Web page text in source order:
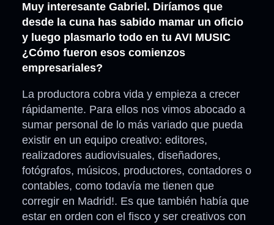
Muy interesante Gabriel. Diríamos que
desde la cuna has sabido mamar un oficio
y luego plasmarlo todo en tu AVI MUSIC
¿Cómo fueron esos comienzos
empresariales?
La productora cobra vida y empieza a crecer
rápidamente. Para ellos nos vimos abocado a
sumar personal de lo más variado que pueda
existir en un equipo creativo: editores,
realizadores audiovisuales, diseñadores,
fotógrafos, músicos, productores, contadores o
contables, como todavía me tienen que
corregir en Madrid!. Es que también había que
estar en orden con el fisco y ser creativos con